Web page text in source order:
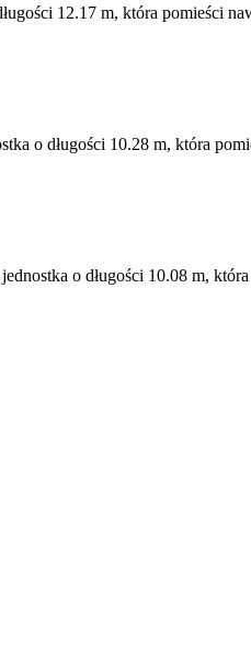
12.17 m, która pomieści
o długości 10.28 m, która
o długości 10.08 m,